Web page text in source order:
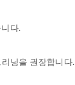
다.
닝을 권장합니다.